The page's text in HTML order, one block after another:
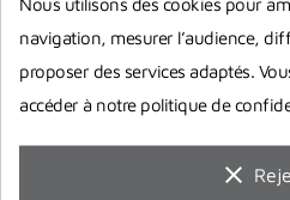
navigation, mesurer l’audience,
proposer des services adaptés.
accéder à notre politique de
clear